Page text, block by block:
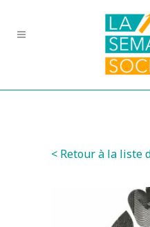
< Retour à la liste